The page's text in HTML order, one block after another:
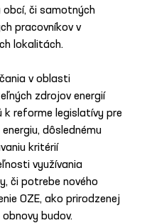
obcí, či samotných
pracovníkov v
lokalitách.
v oblasti
zdrojov energií
k reforme legislatívy pre
dôslednému
kritérií
využívania
či potrebe nového
OZE, ako prirodzenej
budov.